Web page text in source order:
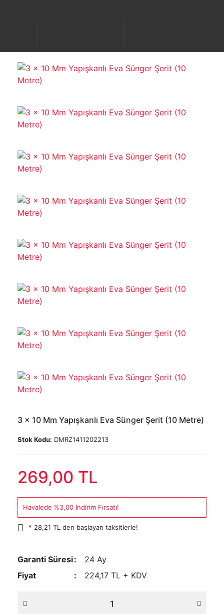
3 x 10 Mm Yapışkanlı Eva Sünger Şerit (10 Metre)
Stok Kodu: DMRZ1411202213
269,00 TL
Havalede %3,00 İndirim Fırsatı!
* 28,21 TL den başlayan taksitlerle!
Garanti Süresi
24 Ay
Fiyat
224,17 TL + KDV